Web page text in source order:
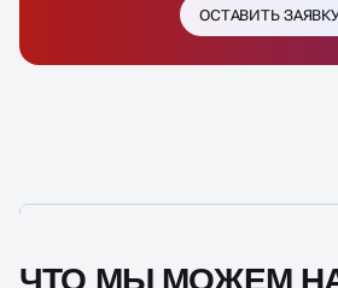
ОСТАВИТЬ
ЧТО МЫ МОЖЕМ